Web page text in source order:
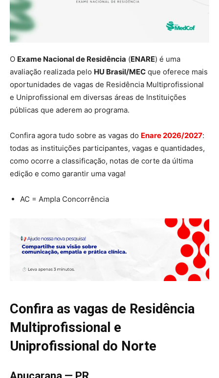
O Exame Nacional de Residência (ENARE) é uma
avaliação realizada pelo HU Brasil/MEC que oferece mais
oportunidades de vagas de Residência Multiprofissional
e Uniprofissional em diversas áreas de Instituições
públicas que aderem ao programa.
Confira agora tudo sobre as vagas do Enare 2026/2027:
todas as instituições participantes, vagas e quantidades,
como ocorre a classificação, notas de corte da última
edição e como garantir uma vaga!
AC = Ampla Concorrência
Confira as vagas de Residência
Multiprofissional e
Uniprofissional do Norte